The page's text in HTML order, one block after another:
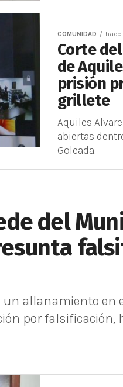
COMUNIDAD hace
Corte
de
prisión
grillete
Aquiles
abiertas
Goleada.
del
un allanamiento en
por falsificación,